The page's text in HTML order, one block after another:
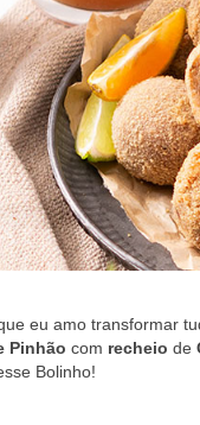
eu amo transformar
Pinhão com recheio de
Bolinho!